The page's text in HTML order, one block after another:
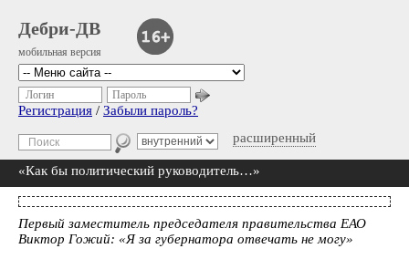
Дебри-ДВ
мобильная версия
расширенный
Логин Пароль
Регистрация / Забыли пароль?
«Как бы политический руководитель…»
Первый заместитель председателя правительства ЕАО
Виктор Гожий: «Я за губернатора отвечать не могу»